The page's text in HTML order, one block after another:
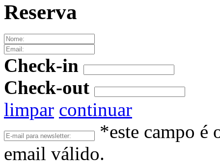
Reserva
Check-in
Check-out
limpar continuar
*este campo é
email válido.